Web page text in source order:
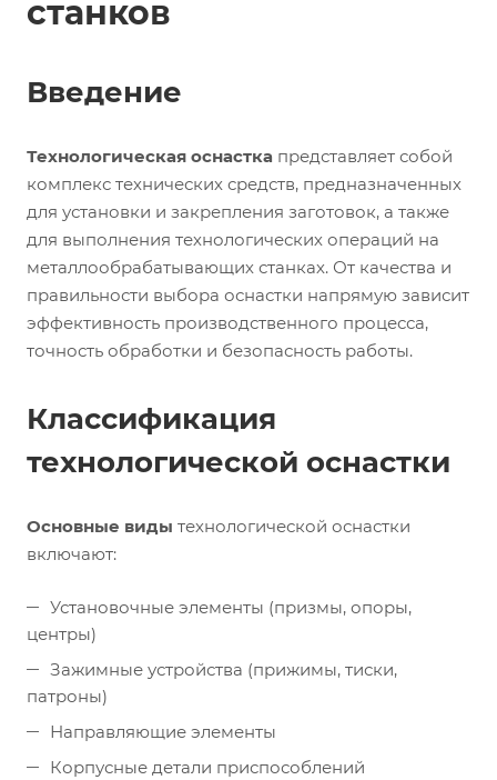
станков
Введение
Технологическая оснастка представляет собой
комплекс технических средств, предназначенных
для установки и закрепления заготовок, а также
для выполнения технологических операций на
металлообрабатывающих станках. От качества и
правильности выбора оснастки напрямую зависит
эффективность производственного процесса,
точность обработки и безопасность работы.
Классификация
технологической оснастки
Основные виды технологической оснастки
включают:
Установочные элементы (призмы, опоры,
центры)
Зажимные устройства (прижимы, тиски,
патроны)
Направляющие элементы
Корпусные детали приспособлений